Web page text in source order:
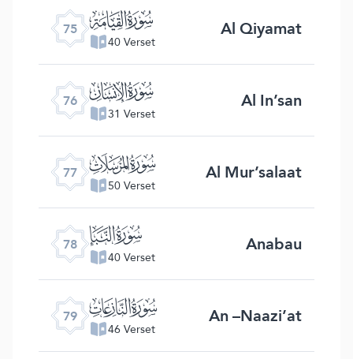
75 ﯸ
40 Verset Al Qiyamat
76 ﯹ
31 Verset Al In’san
77 ﯺ
50 Verset Al Mur’salaat
78 ﯻ
40 Verset Anabau
79 ﯼ
46 Verset An –Naazi’at